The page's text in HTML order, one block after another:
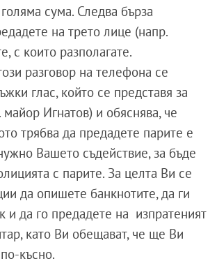
сума. Следва бърза
на трето лице (напр.
с които разполагате.
разговор на телефона се
глас, който се представя за
Игнатов) и обяснява, че
трябва да предадете парите е
Вашето съдействие, за бъде
с парите. За целта Ви се
да опишете банкнотите, да ги
и да го предадете на изпратеният
като Ви обещават, че ще Ви
късно.